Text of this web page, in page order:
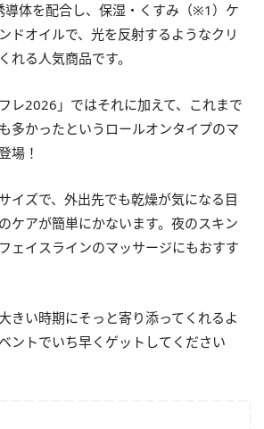
導体を配合し、保湿・くすみ（※1）ケ
ドオイルで、光を反射するようなクリ
れる人気商品です。
レ2026」ではそれに加えて、これまで
多かったというロールオンタイプのマ
場！
イズで、外出先でも乾燥が気になる目
ケアが簡単にかないます。夜のスキン
ェイスラインのマッサージにもおすす
きい時期にそっと寄り添ってくれるよ
ントでいち早くゲットしてください